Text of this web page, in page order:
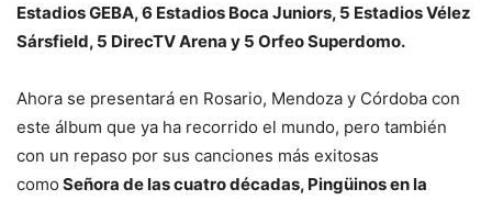
Estadios GEBA, 6 Estadios Boca Juniors, 5 Estadios Vélez
Sársfield, 5 DirecTV Arena y 5 Orfeo Superdomo.
Ahora se presentará en Rosario, Mendoza y Córdoba con
este álbum que ya ha recorrido el mundo, pero también
con un repaso por sus canciones más exitosas
como Señora de las cuatro décadas, Pingüinos en la